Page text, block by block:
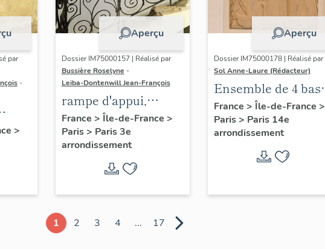
par
-
>
Aperçu
Dossier IM75000157 | Réalisé par
Bussière Roselyne -
Leiba-Dontenwill Jean-François
rampe d'appui,
escalier de la maison
à porte cochère dite
hôtel de Bence (non
France > Île-de-France >
Paris> Paris 3e
arrondissement
Aperçu
Dossier IM75000178 | Réalisé par
Sol Anne-Laure (Rédacteur)
Ensemble de 4 bas
reliefs : Les saisons
France > Île-de-France >
Paris> Paris 14e
arrondissement
1 2 3 4 ... 17